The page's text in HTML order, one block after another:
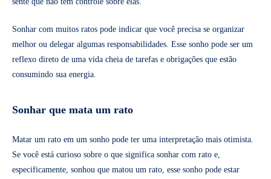
Sonhar com muitos ratos pode indicar que você precisa se organizar
melhor ou delegar algumas responsabilidades. Esse sonho pode ser um
reflexo direto de uma vida cheia de tarefas e obrigações que estão
consumindo sua energia.
Sonhar que mata um rato
Matar um rato em um sonho pode ter uma interpretação mais otimista.
Se você está curioso sobre o que significa sonhar com rato e,
especificamente, sonhou que matou um rato, esse sonho pode estar